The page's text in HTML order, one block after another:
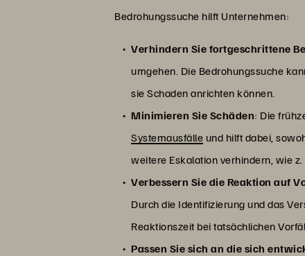
Bedrohungssuche hilft Unternehmen:
Verhindern Sie fortgeschrittene
umgehen. Die Bedrohungssuche
sie Schaden anrichten können.
Minimieren Sie Schäden: Die
Systemausfälle und hilft dabei,
weitere Eskalation verhindern, wie z.
Verbessern Sie die Reaktion auf
Durch die Identifizierung und das
Reaktionszeit bei tatsächlichen
Passen Sie sich an die sich